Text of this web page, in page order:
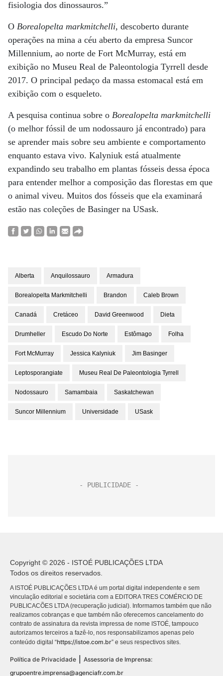
fisiologia dos dinossauros.”
O Borealopelta markmitchelli, descoberto durante
operações na mina a céu aberto da empresa Suncor
Millennium, ao norte de Fort McMurray, está em
exibição no Museu Real de Paleontologia Tyrrell desde
2017. O principal pedaço da massa estomacal está em
exibição com o esqueleto.
A pesquisa continua sobre o Borealopelta markmitchelli
(o melhor fóssil de um nodossauro já encontrado) para
se aprender mais sobre seu ambiente e comportamento
enquanto estava vivo. Kalyniuk está atualmente
expandindo seu trabalho em plantas fósseis dessa época
para entender melhor a composição das florestas em que
o animal viveu. Muitos dos fósseis que ela examinará
estão nas coleções de Basinger na USask.
Alberta Anquilossauro Armadura
Borealopelta Markmitchelli Brandon Caleb Brown
Canadá Cretáceo David Greenwood Dieta
Drumheller Escudo Do Norte Estômago Folha
Fort McMurray Jessica Kalyniuk Jim Basinger
Leptosporangiate Museu Real De Paleontologia Tyrrell
Nodossauro Samambaia Saskatchewan
Suncor Millennium Universidade USask
Copyright © 2026 - ISTOÉ PUBLICAÇÕES LTDA
Todos os direitos reservados.
A ISTOÉ PUBLICAÇÕES LTDA é um portal digital independente e sem
vinculação editorial e societária com a EDITORA TRES COMÉRCIO DE
PUBLICACÕES LTDA (recuperação judicial). Informamos também que não
realizamos cobranças e que também não oferecemos cancelamento do
contrato de assinatura da revista impressa de nome ISTOÉ, tampouco
autorizamos terceiros a fazê-lo, nos responsabilizamos apenas pelo
conteúdo digital “https://istoe.com.br” e seus respectivos sites.
Política de Privacidade
Assessoria de Imprensa:
grupoentre.imprensa@agenciafr.com.br